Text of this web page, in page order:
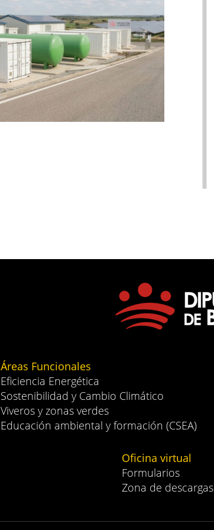
Áreas Funcionales
Eficiencia Energética
Sostenibilidad y Cambio Climático
Viveros y zonas verdes
Educación ambiental y formación (CSEA)
Oficina virtual
Formularios
Zona de descargas